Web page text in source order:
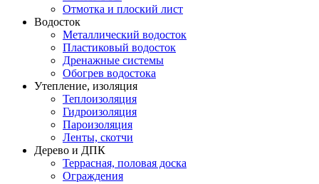
Отмотка и плоский лист
Водосток
Металлический водосток
Пластиковый водосток
Дренажные системы
Обогрев водостока
Утепление, изоляция
Теплоизоляция
Гидроизоляция
Пароизоляция
Ленты, скотчи
Дерево и ДПК
Террасная, половая доска
Ограждения